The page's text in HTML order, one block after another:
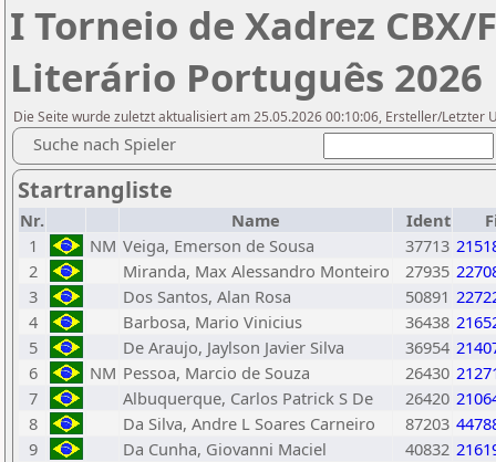
I Torneio de Xadrez CBX/
Literário Português 2026
Die Seite wurde zuletzt aktualisiert am 25.05.2026 00:10:06, Ersteller/Letzter
Suche nach Spieler
Startrangliste
Nr. Name Ident
1
NM Veiga, Emerson de Sousa 37713
2
Miranda, Max Alessandro Monteiro 27935
3
Dos Santos, Alan Rosa 50891
4
Barbosa, Mario Vinicius 36438
5
De Araujo, Jaylson Javier Silva 36954
6
NM Pessoa, Marcio de Souza 26430
7
Albuquerque, Carlos Patrick S De 26420
8
Da Silva, Andre L Soares Carneiro 87203
9
Da Cunha, Giovanni Maciel 40832